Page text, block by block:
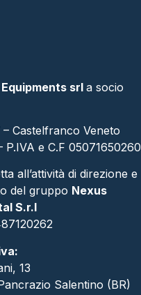
srla socio
– Castelfranco Veneto
P.IVA e C.F 05071650260
all’attività di direzione e
del gruppo Nexus
S.r.l
13
Salentino (BR)